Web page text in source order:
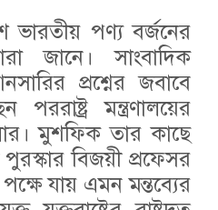
ভারতীয় পণ্য বর্জনের
জানে। সাংবাদিক
প্রশ্নের জবাবে
মন্ত্রণালয়ের
মুশফিক তার কাছে
বিজয়ী প্রফেসর
যায় এমন মন্তব্যের